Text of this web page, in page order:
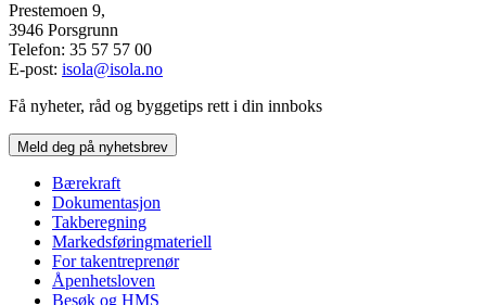
Prestemoen 9,
3946 Porsgrunn
Telefon: 35 57 57 00
E-post: isola@isola.no
Få nyheter, råd og byggetips rett i din innboks
Meld deg på nyhetsbrev
Bærekraft
Dokumentasjon
Takberegning
Markedsføringmateriell
For takentreprenør
Åpenhetsloven
Besøk og HMS